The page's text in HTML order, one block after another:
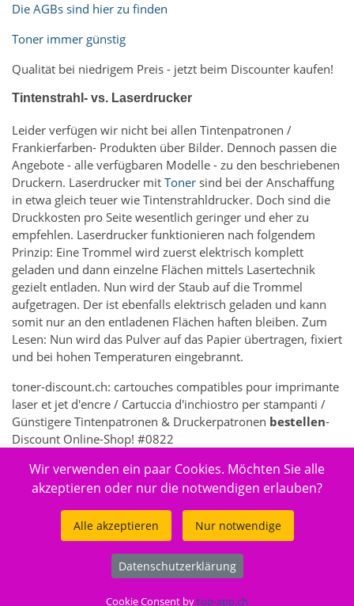
Die AGBs sind hier zu finden
Toner immer günstig
Qualität bei niedrigem Preis - jetzt beim Discounter kaufen!
Tintenstrahl- vs. Laserdrucker
Leider verfügen wir nicht bei allen Tintenpatronen /
Frankierfarben- Produkten über Bilder. Dennoch passen die
Angebote - alle verfügbaren Modelle - zu den beschriebenen
Druckern. Laserdrucker mit Toner sind bei der Anschaffung
in etwa gleich teuer wie Tintenstrahldrucker. Doch sind die
Druckkosten pro Seite wesentlich geringer und eher zu
empfehlen. Laserdrucker funktionieren nach folgendem
Prinzip: Eine Trommel wird zuerst elektrisch komplett
geladen und dann einzelne Flächen mittels Lasertechnik
gezielt entladen. Nun wird der Staub auf die Trommel
aufgetragen. Der ist ebenfalls elektrisch geladen und kann
somit nur an den entladenen Flächen haften bleiben. Zum
Lesen: Nun wird das Pulver auf das Papier übertragen, fixiert
und bei hohen Temperaturen eingebrannt.
toner-discount.ch: cartouches compatibles pour imprimante
laser et jet d'encre / Cartuccia d'inchiostro per stampanti /
Günstigere Tintenpatronen & Druckerpatronen bestellen-
Discount Online-Shop! #0822
356 - Elektronik > Drucken, Kopieren, Scannen & Faxen >
Zubehör Drucker, Kopierer & Faxgeräte > Drucker-
© 2026toner-discount.ch
Wir verwenden ein paar Cookies. Möchten Sie alle
akzeptieren oder nur die notwendigen erlauben?
Alle akzeptieren Nur notwendige
Datenschutzerklärung
Cookie Consent bytop-app.ch